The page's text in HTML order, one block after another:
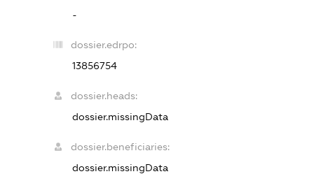
-
dossier.edrpo:
13856754
dossier.heads:
dossier.missingData
dossier.beneficiaries:
dossier.missingData